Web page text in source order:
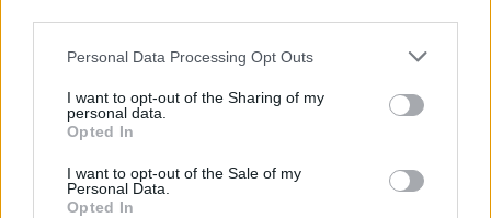
Please note that this website/app uses one or more Google
not limited to your visit or usage behaviour. You may click to
grant or deny consent to Google and its third-party tags to
use your data for below specified purposes in below Google
consent section.
Personal Data Processing Opt Outs
I want to opt-out of the Sharing of my
personal data.
Opted In
I want to opt-out of the Sale of my
Personal Data.
Opted In
Mogą Cię zainteresować również hasła